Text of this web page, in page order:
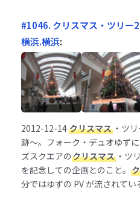
#1046. クリスマス・ツリー
横浜.横浜:
2012-12-14 クリスマス・ツ
跡～。フォーク・デュオゆず
ズスクエアのクリスマス・ツ
を記念しての企画とのこと。
分ではゆずの PV が流されてい